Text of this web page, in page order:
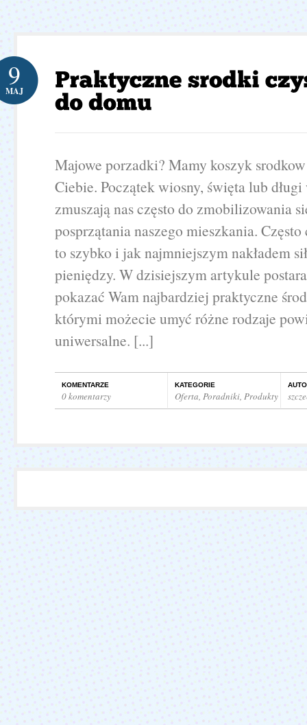
9
MAJ
Majowe porzadki? Mamy koszyk
Ciebie. Początek wiosny, święta lub długi
zmuszają nas często do zmobilizowania
posprzątania naszego mieszkania.
to szybko i jak najmniejszym nakładem
pieniędzy. W dzisiejszym artykule
pokazać Wam najbardziej praktyczne
którymi możecie umyć różne rodzaje
uniwersalne. [...]
KOMENTARZE
0 komentarzy
KATEGORIE
Oferta, Poradniki, Produkty